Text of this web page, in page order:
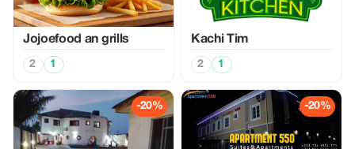
Jojoefood an grills
2 1
Kachi Tim
2 1
-20% -20%